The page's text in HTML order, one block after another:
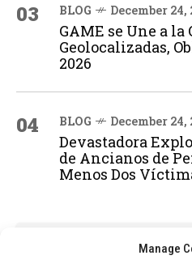
Manage
03 BLOG December 24,
GAME se Une a la
Geolocalizadas,
2026
04 BLOG December 24,
Devastadora
de Ancianos de
Menos Dos